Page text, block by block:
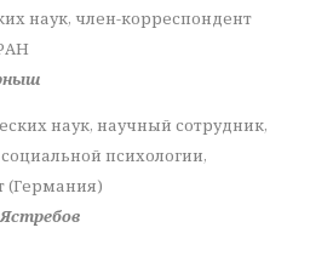
наук, член-корреспондент
наук, научный сотрудник,
психологии,
(Германия)